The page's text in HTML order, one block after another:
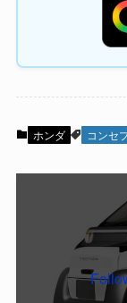
ホンダ コンセ